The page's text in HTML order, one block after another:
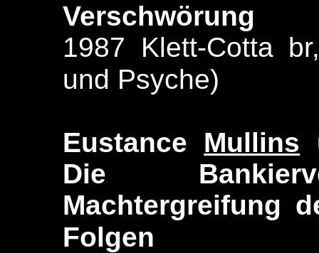
Verschwörung
1987 Klett-Cotta
und Psyche)
Eustance Mullins
Die
Machtergreifung
Folgen